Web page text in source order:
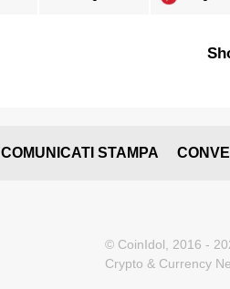
COMUNICATI STAMPA
© CoinIdol, 2016 -
Crypto & Currency